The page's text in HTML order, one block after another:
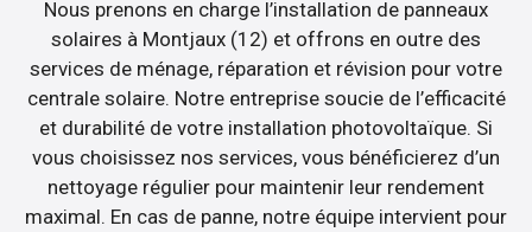
Nous prenons en charge l’installation de panneaux
solaires à Montjaux (12) et offrons en outre des
services de ménage, réparation et révision pour votre
centrale solaire. Notre entreprise soucie de l’efficacité
et durabilité de votre installation photovoltaïque. Si
vous choisissez nos services, vous bénéficierez d’un
nettoyage régulier pour maintenir leur rendement
maximal. En cas de panne, notre équipe intervient pour